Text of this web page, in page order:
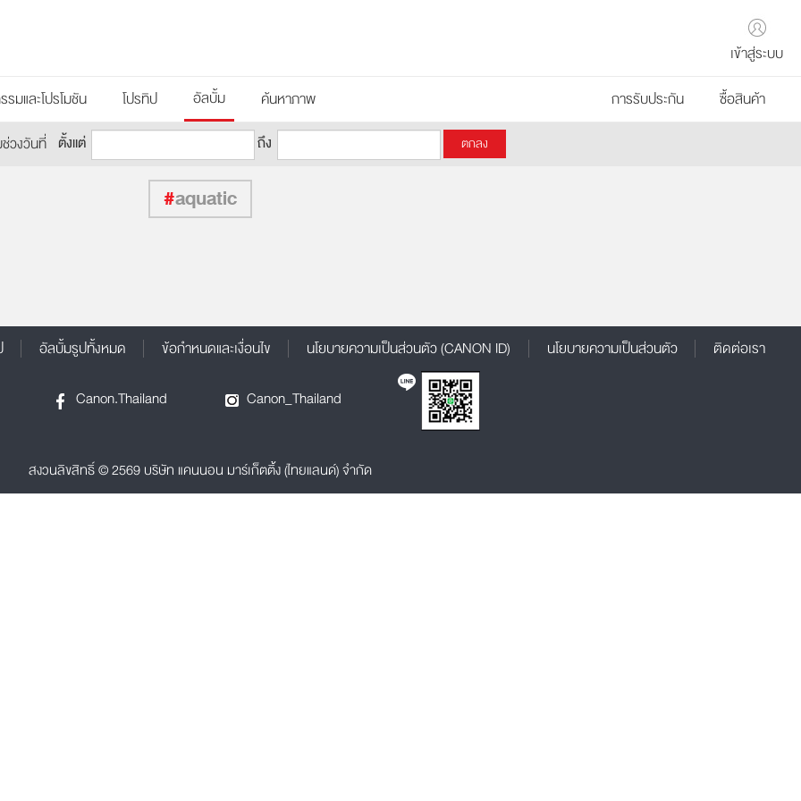
เข้าสู่ระบบ
รมและโปรโมชัน โปรทิป อัลบั้ม ค้นหาภาพ การรับประกัน
ซื้อสินค้า
วงวันที่ ตั้งแต่ ถึง
#aquatic
อัลบั้มรูปทั้งหมด ข้อกำหนดและเงื่อนไข นโยบายความเป็นส่วนตัว (CANON ID) นโยบายความเป็นส่วนตัว ติดต่อเรา
Canon.Thailand Canon_Thailand
สงวนลิขสิทธิ์ © 2569 บริษัท แคนนอน มาร์เก็ตติ้ง (ไทยแลนด์) จำกัด